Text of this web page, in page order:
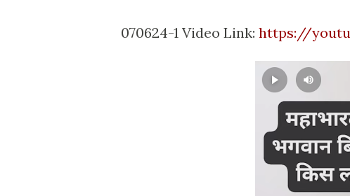
070624-1 Video Link: https://